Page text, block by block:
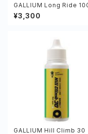
GALLIUM Long Ride
¥3,300
GALLIUM Hill Climb 30